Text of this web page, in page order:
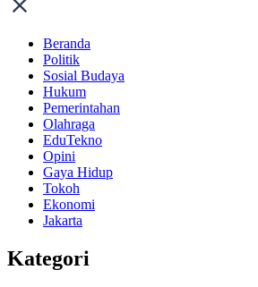
Beranda
Politik
Sosial Budaya
Hukum
Pemerintahan
Olahraga
EduTekno
Opini
Gaya Hidup
Tokoh
Ekonomi
Jakarta
Kategori